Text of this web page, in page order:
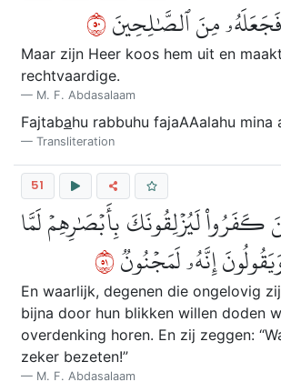
مِنَ ٱلصَّٰلِحِينَ٠٥
Maar zijn Heer koos hem uit en
rechtvaardige.
M. F. Abdasalaam
Fajtabahu rabbuhu fajaAAalahu mina
Transliteration
51
كَفَرُواْ لَيُزۡلِقُونَكَ بِأَبۡصَٰرِهِمۡ لَمَّا
إِنَّهُۥ لَمَجۡنُونٞ١٥
En waarlijk, degenen die ongelovig
bijna door hun blikken willen doden
overdenking horen. En zij zeggen:
zeker bezeten!”
M. F. Abdasalaam